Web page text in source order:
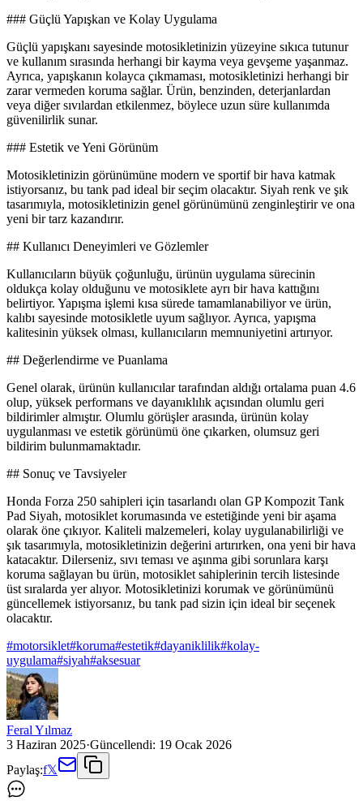
### Güçlü Yapışkan ve Kolay Uygulama
Güçlü yapışkanı sayesinde motosikletinizin yüzeyine sıkıca tutunur
ve kullanım sırasında herhangi bir kayma veya gevşeme yaşanmaz.
Ayrıca, yapışkanın kolayca çıkmaması, motosikletinizi herhangi bir
zarar vermeden koruma sağlar. Ürün, benzinden, deterjanlardan
veya diğer sıvılardan etkilenmez, böylece uzun süre kullanımda
güvenilirlik sunar.
### Estetik ve Yeni Görünüm
Motosikletinizin görünümüne modern ve sportif bir hava katmak
istiyorsanız, bu tank pad ideal bir seçim olacaktır. Siyah renk ve şık
tasarımıyla, motosikletinizin genel görünümünü zenginleştirir ve ona
yeni bir tarz kazandırır.
## Kullanıcı Deneyimleri ve Gözlemler
Kullanıcıların büyük çoğunluğu, ürünün uygulama sürecinin
oldukça kolay olduğunu ve motosiklete ayrı bir hava kattığını
belirtiyor. Yapışma işlemi kısa sürede tamamlanabiliyor ve ürün,
kalıbı sayesinde motosikletle uyum sağlıyor. Ayrıca, yapışma
kalitesinin yüksek olması, kullanıcıların memnuniyetini artırıyor.
## Değerlendirme ve Puanlama
Genel olarak, ürünün kullanıcılar tarafından aldığı ortalama puan 4.6
olup, yüksek performans ve dayanıklılık açısından olumlu geri
bildirimler almıştır. Olumlu görüşler arasında, ürünün kolay
uygulanması ve estetik görünümü öne çıkarken, olumsuz geri
bildirim bulunmamaktadır.
## Sonuç ve Tavsiyeler
Honda Forza 250 sahipleri için tasarlandı olan GP Kompozit Tank
Pad Siyah, motosiklet korumasında ve estetiğinde yeni bir aşama
olarak öne çıkıyor. Kaliteli malzemeleri, kolay uygulanabilirliği ve
şık tasarımıyla, motosikletinizin değerini artırırken, ona yeni bir hava
katacaktır. Dilerseniz, sıvı teması ve aşınma gibi sorunlara karşı
koruma sağlayan bu ürün, motosiklet sahiplerinin tercih listesinde
üst sıralarda yer alıyor. Motosikletinizi korumak ve görünümünü
güncellemek istiyorsanız, bu tank pad sizin için ideal bir seçenek
olacaktır.
#motorsiklet#koruma#estetik#dayaniklilik#kolay-
uygulama#siyah#aksesuar
Feral Yılmaz
3 Haziran 2025·Güncellendi: 19 Ocak 2026
Paylaş:f𝕏